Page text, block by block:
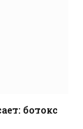
ботокс